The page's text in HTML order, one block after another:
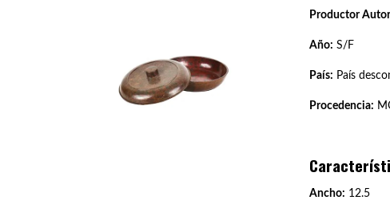
Productor
Año: S/F
País: País
Procedencia:
Ancho: 12.5